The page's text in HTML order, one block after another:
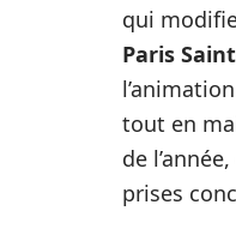
qui
Paris
tout en
de
prises